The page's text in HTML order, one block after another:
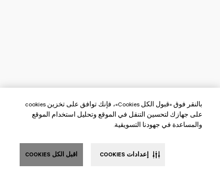
بالنقر فوق «قبول الكل Cookies»، فإنك توافق على تخزين cookies
على جهازك لتحسين التنقل في الموقع وتحليل استخدام الموقع
والمساعدة في جهودنا التسويقية.
اقبل الكل COOKIES إعدادات COOKIES